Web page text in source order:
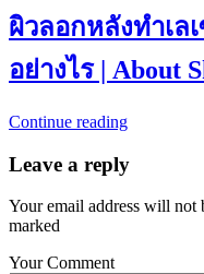
ผิวลอกหลังทำเล
อย่างไร | About
Continue reading
Leave a reply
Your email address will not
marked
Your Comment